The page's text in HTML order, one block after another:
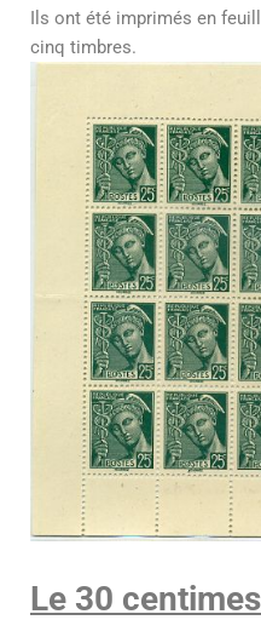
Ils ont été imprimés en
cinq timbres.
Le 30